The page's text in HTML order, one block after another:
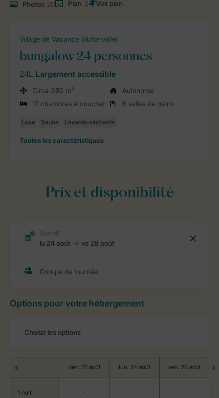
Photos 20 Plan 2
Village de Vacance Sluftervallei
bungalow 24 personnes
24L Largement accessible
Circa 380 m²
Autonome
12 chambres à coucher
6 salles de bains
Toutes les caractéristiques
Prix et disponibilité
Options pour votre hébergement
ven. 21 août lun. 24 août ven. 28 août
1 nuit - - -